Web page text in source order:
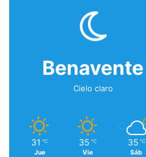
Benavente
Cielo claro
31 ℃
Jue
35 ℃
Vie
35 ℃
Sáb